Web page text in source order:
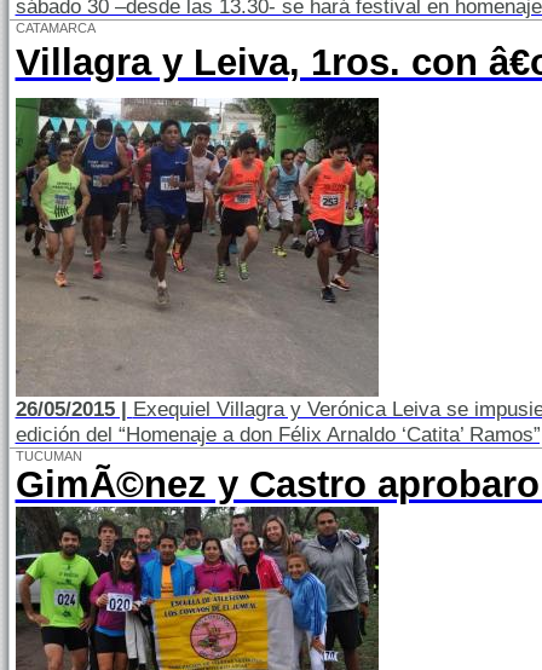
sábado 30 –desde las 13.30- se hará festival en
CATAMARCA
Villagra y Leiva, 1ros. con
26/05/2015 | Exequiel Villagra y Verónica Leiva se
edición del “Homenaje a don Félix Arnaldo ‘Catita’
TUCUMAN
GimÃ©nez y Castro